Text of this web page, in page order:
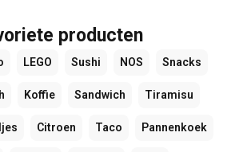
producten
LEGO Sushi NOS Snacks
Koffie Sandwich Tiramisu
Citroen Taco Pannenkoek